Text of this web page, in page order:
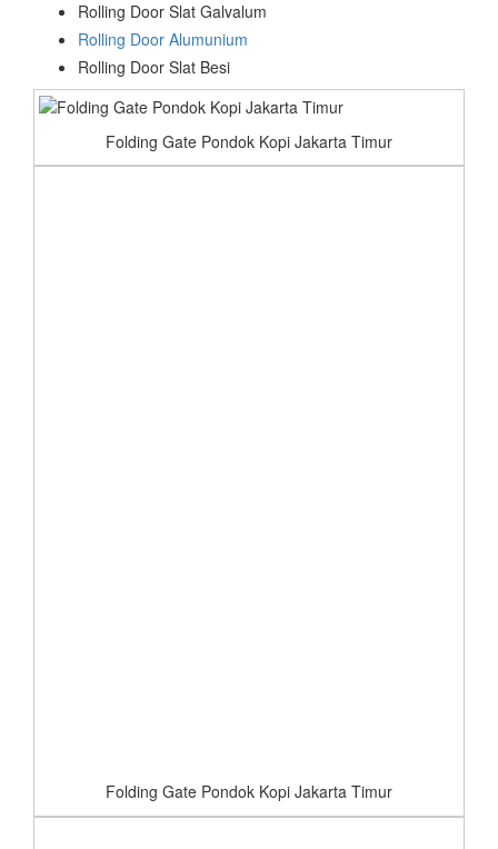
Rolling Door Slat Galvalum
Rolling Door Alumunium
Rolling Door Slat Besi
Folding Gate Pondok Kopi Jakarta Timur
Folding Gate Pondok Kopi Jakarta Timur